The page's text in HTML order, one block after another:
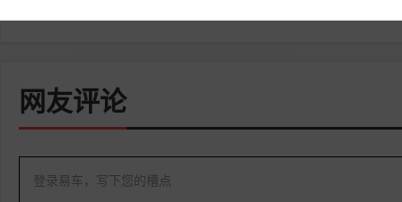
网友评论
登录易车，写下您的槽点